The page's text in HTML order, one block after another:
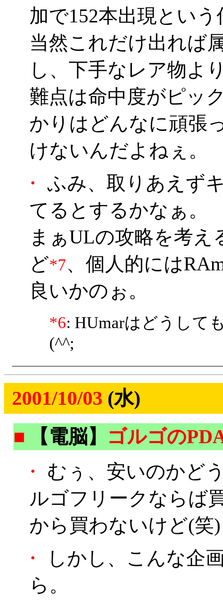
加で152本出現とい
当然これだけ出れば
し、下手なレア物よ
難点は命中度がピッ
かりはどんなに頑張
けないんだよねぇ。
・
ふみ、取りあえず
てるとするかなぁ。
まぁULの攻略を考え
ど*7、個人的には
良いかのぉ。
*6: HUmarはどうして
(^^;
2001/10/03 (水)
■ 【電脳】
ゴルゴの
・
むぅ、安いのかど
ルゴフリークなら
から買わないけど(笑)
・
しかし、こんな企
ら。